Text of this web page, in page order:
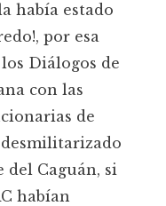
había estado
por esa
Diálogos de
con las
de
desmilitarizado
del Caguán, si
habían